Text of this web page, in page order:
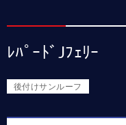
ﾚﾊﾟｰﾄﾞJﾌｪﾘｰ
後付けサンルーフ